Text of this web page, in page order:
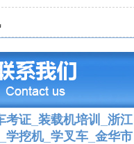
考证_装载机培训_浙江
学挖机_学叉车_金华市